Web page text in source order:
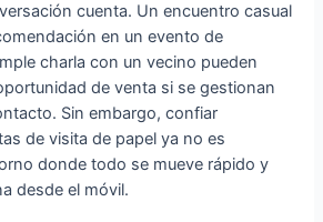
cuenta. Un encuentro casual
en un evento de
charla con un vecino pueden
de venta si se gestionan
Sin embargo, confiar
de visita de papel ya no es
donde todo se mueve rápido y
desde el móvil.